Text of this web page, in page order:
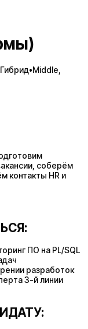
•Middle,
соберём
контакты HR и
ПО на PL/SQL
разработок
3-й линии